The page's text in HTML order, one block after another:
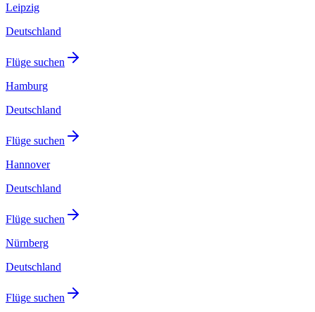
Leipzig
Deutschland
Flüge suchen
Hamburg
Deutschland
Flüge suchen
Hannover
Deutschland
Flüge suchen
Nürnberg
Deutschland
Flüge suchen